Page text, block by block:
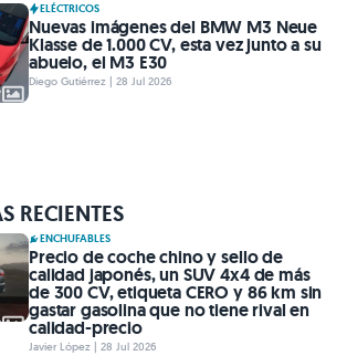
ELÉCTRICOS
Nuevas imágenes del BMW M3 Neue
Klasse de 1.000 CV, esta vez junto a su
abuelo, el M3 E30
Diego Gutiérrez | 28 Jul 2026
RECIENTES
ENCHUFABLES
Precio de coche chino y sello de
calidad japonés, un SUV 4x4 de más
de 300 CV, etiqueta CERO y 86 km sin
gastar gasolina que no tiene rival en
calidad-precio
Javier López | 28 Jul 2026